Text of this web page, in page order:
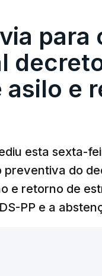
para
e
esta sexta-
do
e retorno de
PP e a